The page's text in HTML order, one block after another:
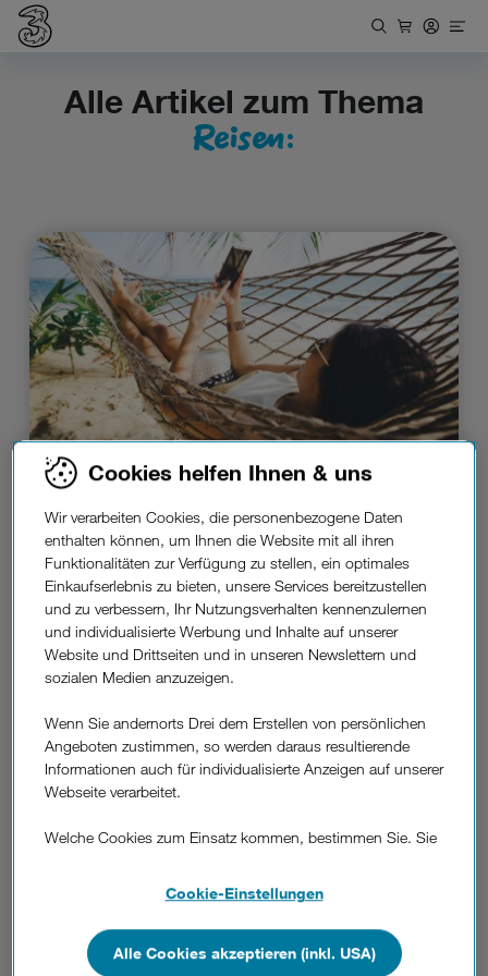
Alle Artikel zum Thema
Reisen:
Handy im Urlaub: Kostenfallen im
Ausland und die passende
Reiseversicherung.
Roaming: Die wichtigsten Fragen und
Antworten auf einen Blick.
Cookies helfen Ihnen & uns
Wir verarbeiten Cookies, die personenbezogene Daten
enthalten können, um Ihnen die Website mit all ihren
Funktionalitäten zur Verfügung zu stellen, ein optimales
Einkaufserlebnis zu bieten, unsere Services bereitzustellen
und zu verbessern, Ihr Nutzungsverhalten kennenzulernen
und individualisierte Werbung und Inhalte auf unserer
Website und Drittseiten und in unseren Newslettern und
sozialen Medien anzuzeigen.
Wenn Sie andernorts Drei dem Erstellen von persönlichen
Angeboten zustimmen, so werden daraus resultierende
Informationen auch für individualisierte Anzeigen auf unserer
Webseite verarbeitet.
Welche Cookies zum Einsatz kommen, bestimmen Sie. Sie
Details und alle Optionen finden Sie unter „Cookie-
Wenn Sie allen Cookies zustimmen, werden auch Cookies
Cookie-Einstellungen
Alle Cookies akzeptieren (inkl. USA)